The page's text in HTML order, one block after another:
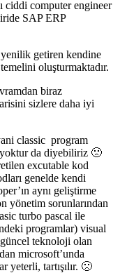
ciddi computer engineer
SAP ERP
getiren kendine
temelini oluşturmaktadır.
biraz
sizlere daha iyi
classic program
da diyebiliriz 🙁
excutable kod
genelde kendi
aynı geliştirme
yönetim sorunlarından
turbo pascal ile
programlar) visual
teknoloji olan
microsoft’unda
yeterli, tartışılır. 🙁